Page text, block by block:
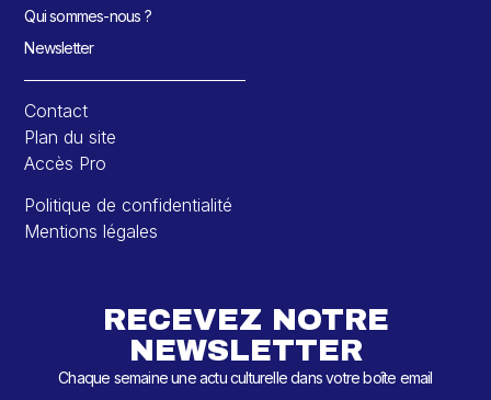
Qui sommes-nous ?
Newsletter
Contact
Plan du site
Accès Pro
Politique de confidentialité
Mentions légales
RECEVEZ NOTRE
NEWSLETTER
Chaque semaine une actu culturelle dans votre boîte email